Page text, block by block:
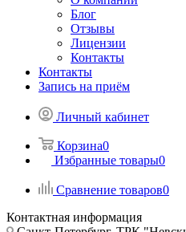
Блог
Отзывы
Лицензии
Контакты
Контакты
Запись на приём
Личный кабинет
Корзина0
Избранные товары0
Сравнение товаров0
Контактная информация